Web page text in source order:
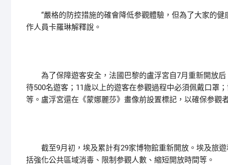
“嚴格的防控措施的確會降低参觀體驗，但為了大家的健
作人員卡羅琳解釋說。
為了保障遊客安全，法國巴黎的盧浮宮自7月重新開放后
待500名遊客；11歲以上的遊客在参觀過程中必須佩戴口罩
等。盧浮宮還在《蒙娜麗莎》畫像前設置標記，以確保参觀
截至9月初，埃及累計有29家博物館重新開放。埃及旅遊
括強化公共區域消毒、限制参觀人數、縮短開放時間等。